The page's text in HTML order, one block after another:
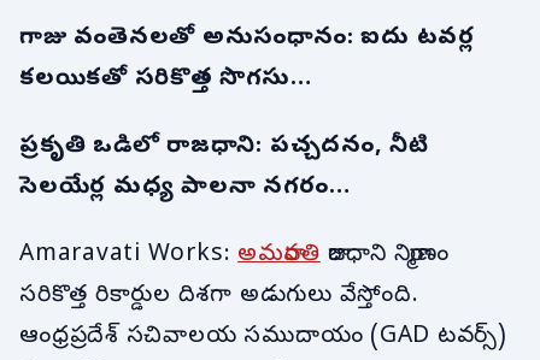
గాజు వంతెనలతో అనుసంధానం: ఐదు టవర్ల
కలయికతో సరికొత్త సొగసు…
ప్రకృతి ఒడిలో రాజధాని: పచ్చదనం, నీటి
సెలయేర్ల మధ్య పాలనా నగరం…
Amaravati Works:అమరావతిరాజధాని నిర్మాణం
సరికొత్త రికార్డుల దిశగా అడుగులు వేస్తోంది.
ఆంధ్రప్రదేశ్ సచివాలయ సముదాయం (GAD టవర్స్)